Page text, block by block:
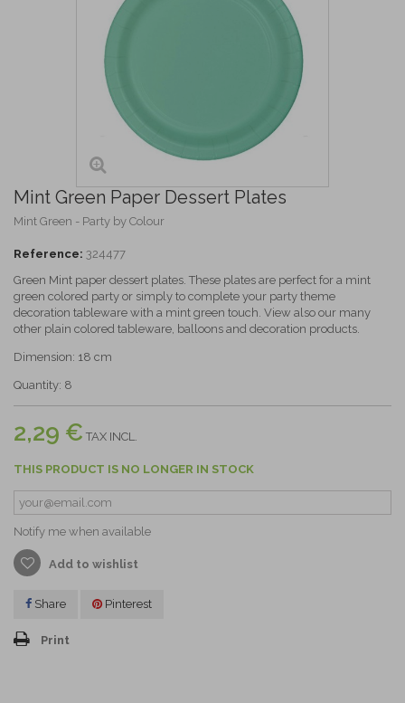
Mint Green Paper Dessert Plates
Mint Green - Party by Colour
Reference: 324477
Green Mint paper dessert plates. These plates are perfect for a mint
green colored party or simply to complete your party theme
decoration tableware with a mint green touch. View also our many
other plain colored tableware, balloons and decoration products.
Dimension: 18 cm
Quantity: 8
2,29 € TAX INCL.
THIS PRODUCT IS NO LONGER IN STOCK
Notify me when available
Add to wishlist
Share Pinterest
Print